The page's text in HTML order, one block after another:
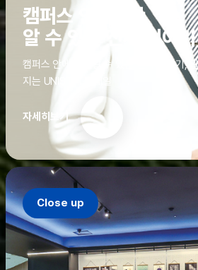
캠퍼스 안에서만
알 수 있는 진짜 이야기
캠퍼스 안에서만 알 수 있는 진짜 이야기, 알
지는 UNIST의 디테일
자세히보기
Close up